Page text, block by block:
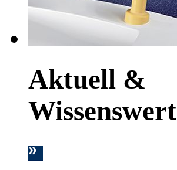
Aktuell &
Wissenswert